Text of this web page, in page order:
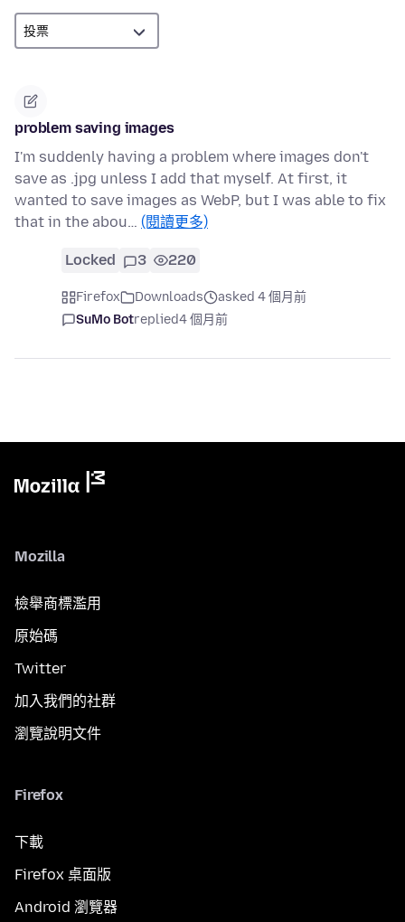
problem saving images
I'm suddenly having a problem where images don't
save as .jpg unless I add that myself. At first, it
wanted to save images as WebP, but I was able to fix
that in the abou… (閱讀更多)
Locked 3 220
Firefox Downloads
asked 4 個月前
SuMo Botreplied4 個月前
Mozilla
檢舉商標濫用
原始碼
Twitter
加入我們的社群
瀏覽說明文件
Firefox
下載
Firefox 桌面版
Android 瀏覽器